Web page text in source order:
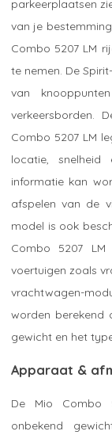
parkeerplaatsen
van je
Combo 5207 LM
te nemen. De
van
verkeersborden.
Combo 5207 LM
locatie,
informatie kan
afspelen van de
model is ook
Combo 5207
voertuigen zoals
vrachtwagen-
worden berekend
gewicht en het
Apparaat &
De Mio Combo
onbekend